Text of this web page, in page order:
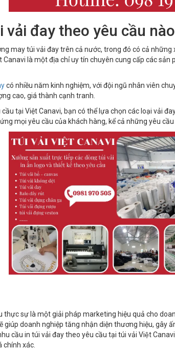
đay theo yêu cầu
may túi vải đay trên cả nước, trong đó có cả
là một địa chỉ uy tín chuyên cung cấp các sản
có nhiều năm kinh nghiệm, với đội ngũ nhân viên
cao, giá thành cạnh tranh.
tại Việt Canavi, bạn có thể lựa chọn các loại vải
mọi yêu cầu của khách hàng, kể cả những yêu cầu
thực sự là một giải pháp marketing hiệu quả cho
giúp doanh nghiệp tăng nhận diện thương hiệu, gây
cầu in túi vải đay theo yêu cầu tại túi vải Việt
chính xác.